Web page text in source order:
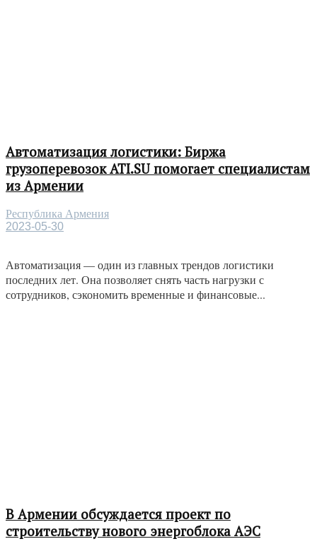
Автоматизация логистики: Биржа
грузоперевозок ATI.SU помогает специалистам
из Армении
Республика Армения
2023-05-30
Автоматизация — один из главных трендов логистики
последних лет. Она позволяет снять часть нагрузки с
сотрудников, сэкономить временные и финансовые...
В Армении обсуждается проект по
строительству нового энергоблока АЭС